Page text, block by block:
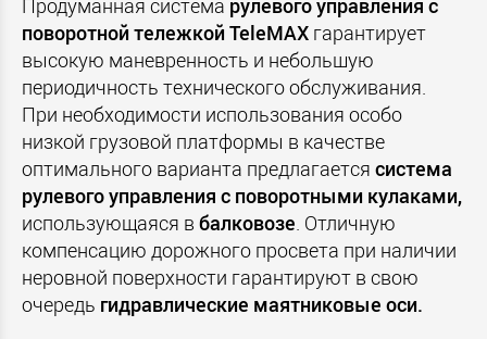
Продуманная система рулевого управления с
поворотной тележкой TeleMAX гарантирует
высокую маневренность и небольшую
периодичность технического обслуживания.
При необходимости использования особо
низкой грузовой платформы в качестве
оптимального варианта предлагается система
рулевого управления с поворотными кулаками,
использующаяся в балковозе. Отличную
компенсацию дорожного просвета при наличии
неровной поверхности гарантируют в свою
очередь гидравлические маятниковые оси.